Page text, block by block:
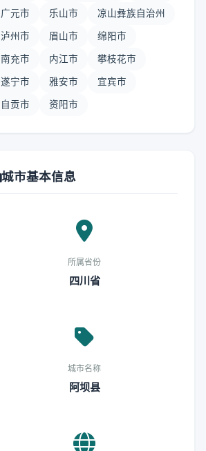
广元市 乐山市 凉山彝族自治州
泸州市 眉山市 绵阳市
南充市 内江市 攀枝花市
遂宁市 雅安市 宜宾市
自贡市 资阳市
城市基本信息
所属省份
四川省
城市名称
阿坝县